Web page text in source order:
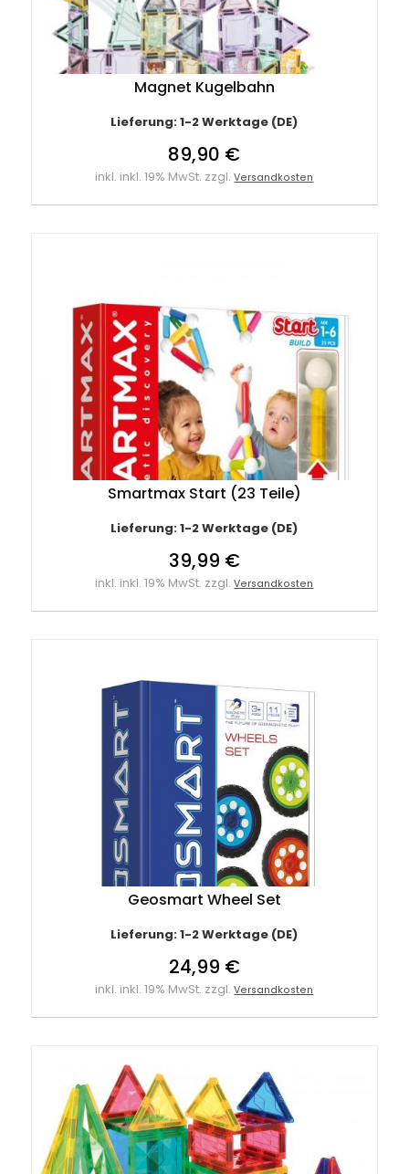
Magnet Kugelbahn
Lieferung: 1-2 Werktage (DE)
89,90 €
inkl. inkl. 19% MwSt. zzgl.Versandkosten
Smartmax Start (23 Teile)
Lieferung: 1-2 Werktage (DE)
39,99 €
inkl. inkl. 19% MwSt. zzgl.Versandkosten
Geosmart Wheel Set
Lieferung: 1-2 Werktage (DE)
24,99 €
inkl. inkl. 19% MwSt. zzgl.Versandkosten